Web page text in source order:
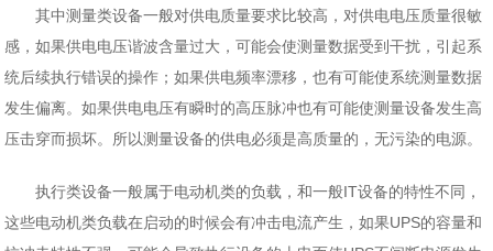
其中测量类设备一般对供电质量要求比较高，对供电电压质量很敏
感，如果供电电压谐波含量过大，可能会使测量数据受到干扰，引起系
统后续执行错误的操作；如果供电频率漂移，也有可能使系统测量数据
发生偏离。如果供电电压有瞬时的高压脉冲也有可能使测量设备发生高
压击穿而损坏。所以测量设备的供电必须是高质量的，无污染的电源。
执行类设备一般属于电动机类的负载，和一般IT设备的特性不同，
这些电动机类负载在启动的时候会有冲击电流产生，如果UPS的容量和